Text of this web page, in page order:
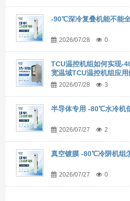
-90℃深冷复叠机能不能
2026/07/28 0
TCU温控机组如何实现-
宽温域TCU温控机组应
2026/07/28 3
半导体专用 -80℃水冷机
2026/07/27 2
真空镀膜 -80℃冷阱机组
2026/07/27 0